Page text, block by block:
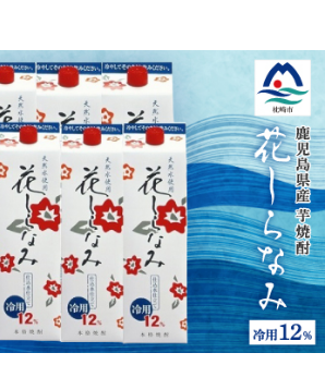
花しらなみ冷用パック 1800ml×6本
ほかの野菜 花しらなみ冷用パック 1800ml×6本
花しらなみ冷用パック 1800ml×6本 B5-1【配送不
米 花しらなみ冷用パック 1800ml×6本 B5-